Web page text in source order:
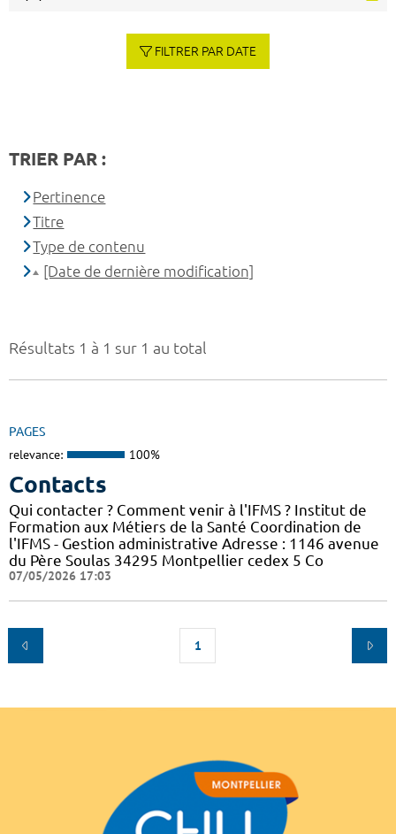
Résultats 1 à 1 sur 1 au total
PAGES
relevance: 100%
Contacts
Qui contacter ? Comment venir à l'IFMS ? Institut de
Formation aux Métiers de la Santé Coordination de
l'IFMS - Gestion administrative Adresse : 1146 avenue
du Père Soulas 34295 Montpellier cedex 5 Co
07/05/2026 17:03
1
FILTRER PAR DATE
TRIER PAR :
Pertinence
Titre
Type de contenu
[Date de dernière modification]